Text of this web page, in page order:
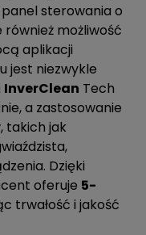
sterowania o
możliwość
aplikacji
jest niezwykle
InverClean Tech
a zastosowanie
takich jak
Dzięki
oferuje 5-
trwałość i jakość